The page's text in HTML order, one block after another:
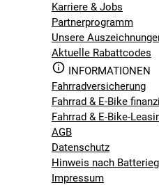
Karriere & Jobs
Partnerprogramm
Unsere
Aktuelle Rabattcodes
INFORMATIONEN
Fahrradversicherung
Fahrrad & E-Bike
Fahrrad & E-Bike-
AGB
Datenschutz
Hinweis nach
Impressum